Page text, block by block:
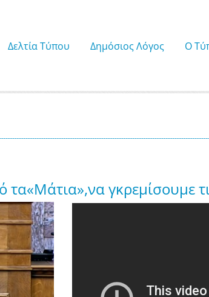
Δελτία Τύπου Δημόσιος Λόγος Ο
γκρεμίσουμε